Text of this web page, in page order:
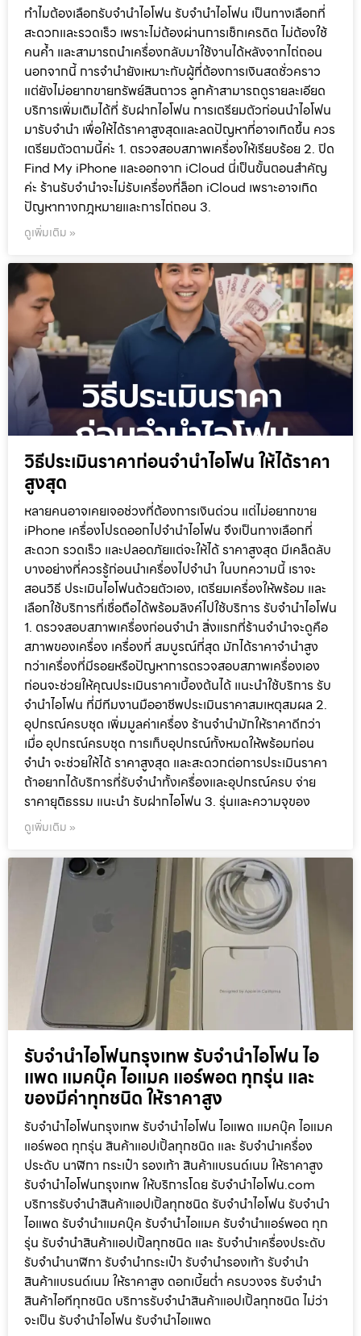
ทำไมต้องเลือกรับจำนำไอโฟน รับจำนำไอโฟน เป็นทางเลือกที่
สะดวกและรวดเร็ว เพราะไม่ต้องผ่านการเช็กเครดิต ไม่ต้องใช้
คนค้ำ และสามารถนำเครื่องกลับมาใช้งานได้หลังจากไถ่ถอน
นอกจากนี้ การจำนำยังเหมาะกับผู้ที่ต้องการเงินสดชั่วคราว
แต่ยังไม่อยากขายทรัพย์สินถาวร ลูกค้าสามารถดูรายละเอียด
บริการเพิ่มเติมได้ที่ รับฝากไอโฟน การเตรียมตัวก่อนนำไอโฟน
มารับจำนำ เพื่อให้ได้ราคาสูงสุดและลดปัญหาที่อาจเกิดขึ้น ควร
เตรียมตัวตามนี้ค่ะ 1. ตรวจสอบสภาพเครื่องให้เรียบร้อย 2. ปิด
Find My iPhone และออกจาก iCloud นี่เป็นขั้นตอนสำคัญ
ค่ะ ร้านรับจำนำจะไม่รับเครื่องที่ล็อก iCloud เพราะอาจเกิด
ปัญหาทางกฎหมายและการไถ่ถอน 3.
ดูเพิ่มเติม »
วิธีประเมินราคาก่อนจำนำไอโฟน ให้ได้ราคา
สูงสุด
หลายคนอาจเคยเจอช่วงที่ต้องการเงินด่วน แต่ไม่อยากขาย
iPhone เครื่องโปรดออกไปจำนำไอโฟน จึงเป็นทางเลือกที่
สะดวก รวดเร็ว และปลอดภัยแต่จะให้ได้ ราคาสูงสุด มีเคล็ดลับ
บางอย่างที่ควรรู้ก่อนนำเครื่องไปจำนำ ในบทความนี้ เราจะ
สอนวิธี ประเมินไอโฟนด้วยตัวเอง, เตรียมเครื่องให้พร้อม และ
เลือกใช้บริการที่เชื่อถือได้พร้อมลิงค์ไปใช้บริการ รับจำนำไอโฟน
1. ตรวจสอบสภาพเครื่องก่อนจำนำ สิ่งแรกที่ร้านจำนำจะดูคือ
สภาพของเครื่อง เครื่องที่ สมบูรณ์ที่สุด มักได้ราคาจำนำสูง
กว่าเครื่องที่มีรอยหรือปัญหาการตรวจสอบสภาพเครื่องเอง
ก่อนจะช่วยให้คุณประเมินราคาเบื้องต้นได้ แนะนำใช้บริการ รับ
จำนำไอโฟน ที่มีทีมงานมืออาชีพประเมินราคาสมเหตุสมผล 2.
อุปกรณ์ครบชุด เพิ่มมูลค่าเครื่อง ร้านจำนำมักให้ราคาดีกว่า
เมื่อ อุปกรณ์ครบชุด การเก็บอุปกรณ์ทั้งหมดให้พร้อมก่อน
จำนำ จะช่วยให้ได้ ราคาสูงสุด และสะดวกต่อการประเมินราคา
ถ้าอยากได้บริการที่รับจำนำทั้งเครื่องและอุปกรณ์ครบ จ่าย
ราคายุติธรรม แนะนำ รับฝากไอโฟน 3. รุ่นและความจุของ
ดูเพิ่มเติม »
รับจำนำไอโฟนกรุงเทพ รับจำนำไอโฟน ไอ
แพด แมคบุ๊ค ไอแมค แอร์พอต ทุกรุ่น และ
ของมีค่าทุกชนิด ให้ราคาสูง
รับจำนำไอโฟนกรุงเทพ รับจำนำไอโฟน ไอแพด แมคบุ๊ค ไอแมค
แอร์พอต ทุกรุ่น สินค้าแอปเปิ้ลทุกชนิด และ รับจำนำเครื่อง
ประดับ นาฬิกา กระเป๋า รองเท้า สินค้าแบรนด์เนม ให้ราคาสูง
รับจำนำไอโฟนกรุงเทพ ให้บริการโดย รับจํานําไอโฟน.com
บริการรับจำนำสินค้าแอปเปิ้ลทุกชนิด รับจำนำไอโฟน รับจำนำ
ไอแพด รับจำนำแมคบุ๊ค รับจำนำไอแมค รับจำนำแอร์พอต ทุก
รุ่น รับจำนำสินค้าแอปเปิ้ลทุกชนิด และ รับจำนำเครื่องประดับ
รับจำนำนาฬิกา รับจำนำกระเป๋า รับจำนำรองเท้า รับจำนำ
สินค้าแบรนด์เนม ให้ราคาสูง ดอกเบี้ยต่ำ ครบวงจร รับจำนำ
สินค้าไอทีทุกชนิด บริการรับจำนำสินค้าแอปเปิ้ลทุกชนิด ไม่ว่า
จะเป็น รับจำนำไอโฟน รับจำนำไอแพด